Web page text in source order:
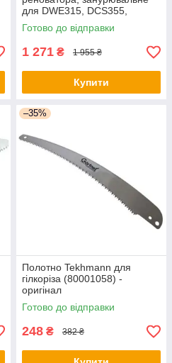
для DWE315, DCS355,
ширина 30мм, 18 TPI
(DT20707) - оригінал
Готово до відправки
1 271 ₴ 1 955 ₴
Купити
–35%
Полотно Tekhmann для
гілкоріза (80001058) -
оригінал
Готово до відправки
248 ₴ 382 ₴